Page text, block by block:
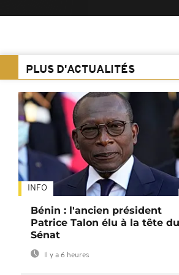
PLUS D'ACTUALITÉS
INFO
Bénin : l'ancien président
Patrice Talon élu à la tête du
Sénat
Il y a 6 heures